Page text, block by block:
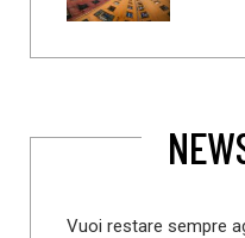
Vuoi restare sempre